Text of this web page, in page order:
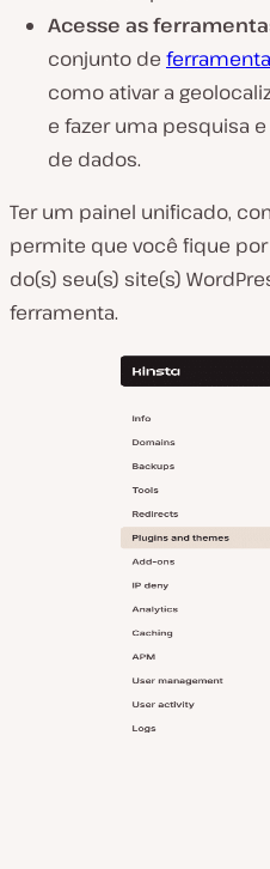
Acesse as
conjunto de
como ativar a
e fazer uma pesquisa
de dados.
Ter um painel unificado,
permite que você fique
do(s) seu(s) site(s)
ferramenta.